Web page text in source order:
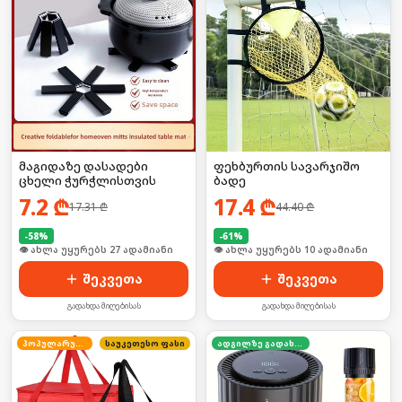
მაგიდაზე დასადები
ცხელი ჭურჭლისთვის
7.2 ₾17.31₾
-58%
🛒 ბოლო 24სთ-ში იყიდა 36-მა
შეკვეთა
გადახდა მიღებისას
ფეხბურთის სავარჯიშო
ბადე
17.4₾44.40₾
-61%
🛒 ბოლო 24სთ-ში იყიდა 12-მა
შეკვეთა
გადახდა მიღებისას
საუკეთესო ფასი